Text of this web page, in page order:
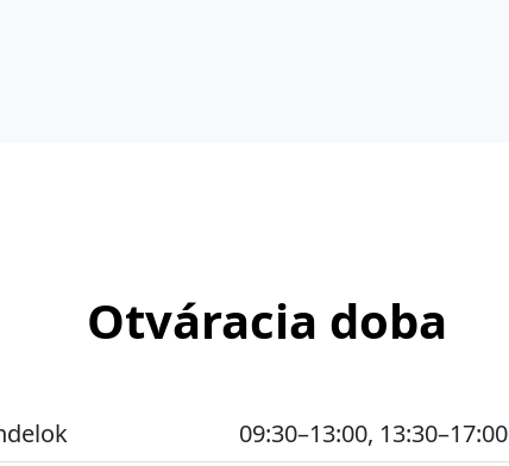
Otváracia doba
09:30–13:00, 13:30–17:00